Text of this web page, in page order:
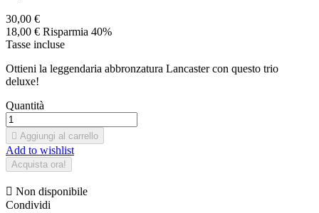
30,00 €
18,00 € Risparmia 40%
Tasse incluse
Ottieni la leggendaria abbronzatura Lancaster con questo trio
deluxe!
Quantità
 Aggiungi al carrello
Add to wishlist
Acquista ora!
 Non disponibile
Condividi